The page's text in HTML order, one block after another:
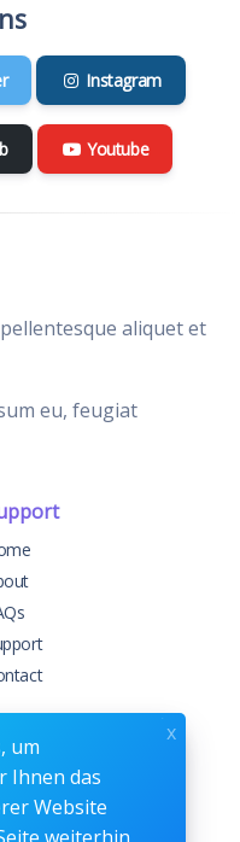
Instagram
Youtube
aliquet et
eu, feugiat
Center
Development
um
Ihnen das
Website
x